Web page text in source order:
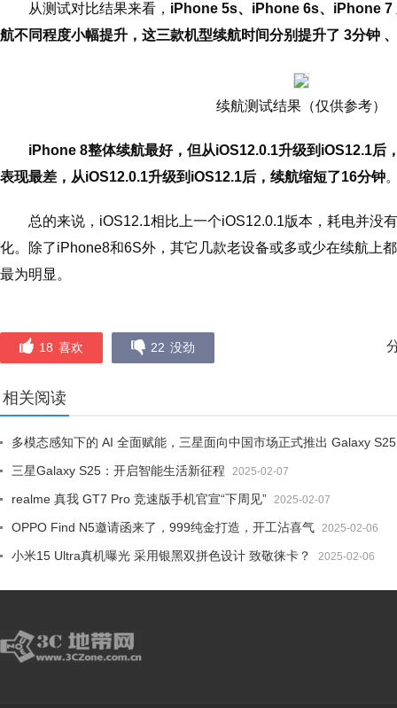
从测试对比结果来看， iPhone 5s、iPhone 6s、iPhone 7
航不同程度小幅提升，这三款机型续航时间分别提升了 3分钟
续航测试结果（仅供参考）
iPhone 8整体续航最好，但从iOS12.0.1升级到iOS12.1后
表现最差，从iOS12.0.1升级到iOS12.1后，续航缩短了16分钟
总的来说，iOS12.1相比上一个iOS12.0.1版本，耗电并没
化。除了iPhone8和6S外，其它几款老设备或多或少在续航上
最为明显。
18 喜欢 22 没劲
相关阅读
多模态感知下的 AI 全面赋能，三星面向中国市场正式推出 Galaxy
三星Galaxy S25：开启智能生活新征程
2025-02-07
realme 真我 GT7 Pro 竞速版手机官宣“下周见” 2025-02-07
OPPO Find N5邀请函来了，999纯金打造，开工沾喜气 2025-02-06
小米15 Ultra真机曝光 采用银黑双拼色设计 致敬徕卡？ 2025-02-06